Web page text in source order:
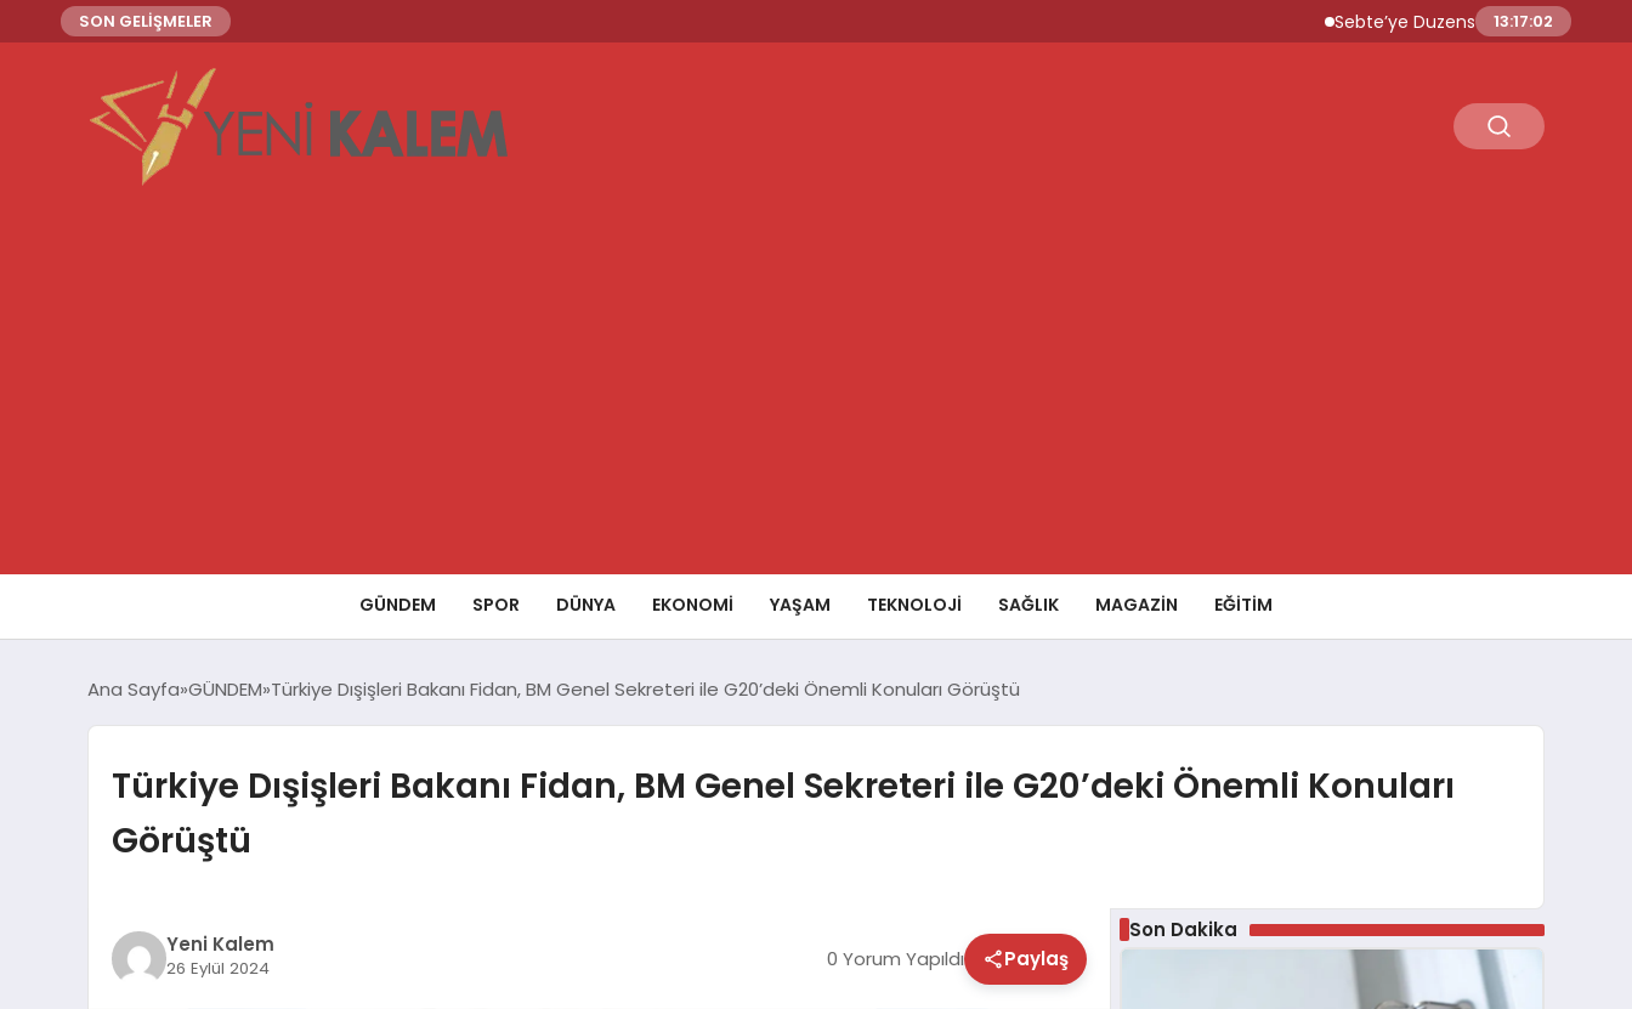
SON GELİŞMELER Sebte’ye Duzensiz Gocmen Akini Ulusal
13:17:03
GÜNDEM SPOR DÜNYA EKONOMİ YAŞAM TEKNOLOJİ SAĞLIK MAGAZİN EĞİTİM
Ana Sayfa GÜNDEM Türkiye Dışişleri Bakanı Fidan, BM Genel Sekreteri ile G20’deki Önemli Konuları Görüştü
Türkiye Dışişleri Bakanı Fidan, BM Genel Sekreteri ile G20’deki Önemli Konuları
Görüştü
Yeni Kalem
26 Eylül 2024 0 Yorum Yapıldı Paylaş
Son Dakika